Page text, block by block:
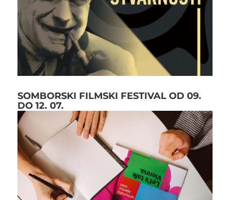
SOMBORSKI FILMSKI FESTIVAL OD 09.
DO 12. 07.